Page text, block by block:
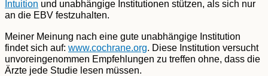
Intuition und unabhängige Institutionen stützen, als sich nur
an die EBV festzuhalten.
Meiner Meinung nach eine gute unabhängige Institution
findet sich auf: www.cochrane.org . Diese Institution versucht
unvoreingenommen Empfehlungen zu treffen ohne, dass die
Ärzte jede Studie lesen müssen.